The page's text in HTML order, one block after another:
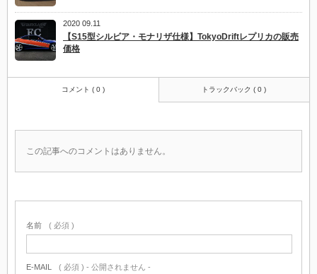
2020 09.11
【S15型シルビア・モナリザ仕様】TokyoDriftレプリカの販売
価格
コメント ( 0 ) トラックバック ( 0 )
この記事へのコメントはありません。
名前 ( 必須 )
E-MAIL ( 必須 ) - 公開されません -